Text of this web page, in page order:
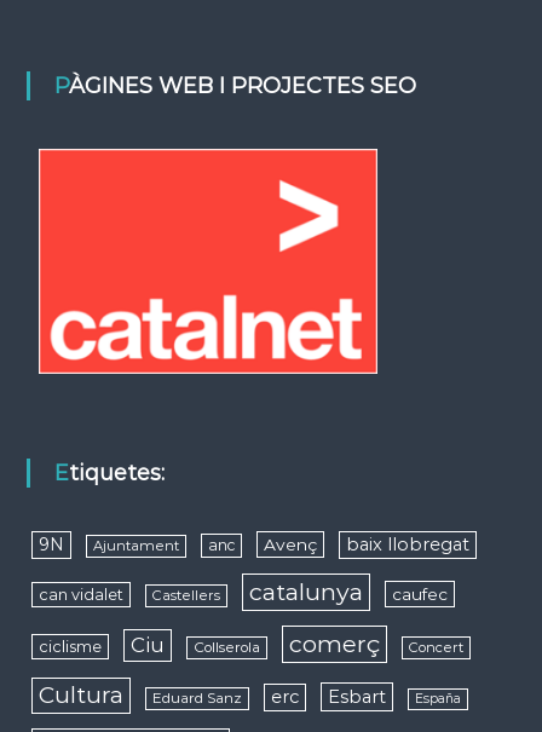
PÀGINES WEB I PROJECTES SEO
Etiquetes:
9N Ajuntament anc Avenç baix llobregat
can vidalet Castellers catalunya caufec
ciclisme Ciu Collserola comerç Concert
Cultura Eduard Sanz erc Esbart España